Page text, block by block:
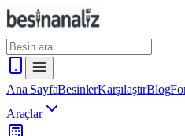
Ana SayfaBesinlerKarşılaştırBlog
Araçlar